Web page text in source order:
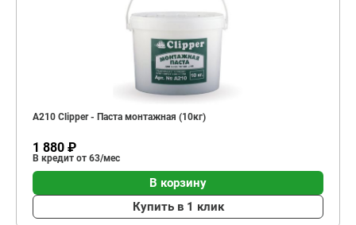
A210 Clipper - Паста монтажная (10кг)
1 880 ₽
В кредит от 63/мес
В корзину
Купить в 1 клик